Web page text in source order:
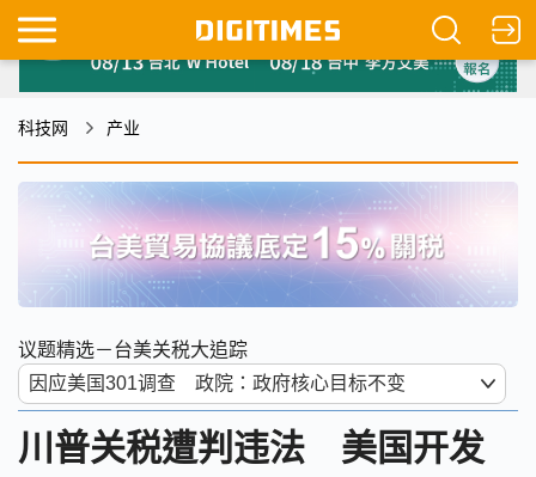
科技网 产业
议题精选－台美关税大追踪
川普关税遭判违法 美国开发